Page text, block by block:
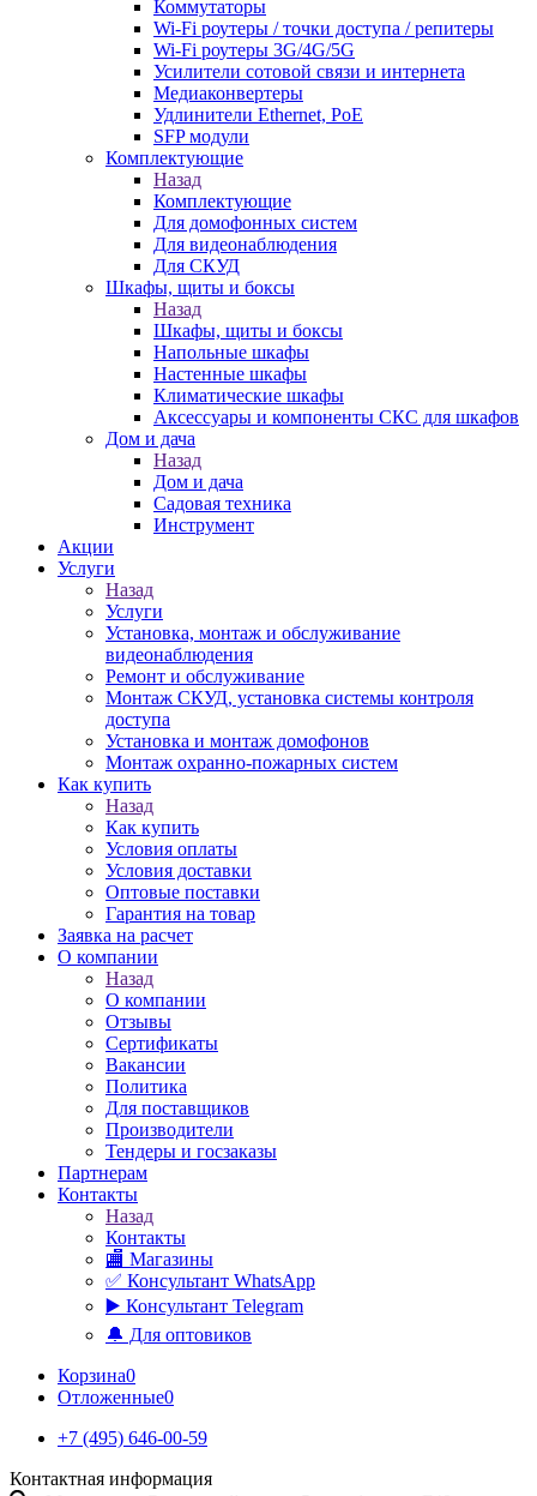
Коммутаторы
Wi-Fi роутеры / точки доступа / репитеры
Wi-Fi роутеры 3G/4G/5G
Усилители сотовой связи и интернета
Медиаконвертеры
Удлинители Ethernet, PoE
SFP модули
Комплектующие
Назад
Комплектующие
Для домофонных систем
Для видеонаблюдения
Для СКУД
Шкафы, щиты и боксы
Назад
Шкафы, щиты и боксы
Напольные шкафы
Настенные шкафы
Климатические шкафы
Аксессуары и компоненты СКС для шкафов
Дом и дача
Назад
Дом и дача
Садовая техника
Инструмент
Акции
Услуги
Назад
Услуги
Установка, монтаж и обслуживание
видеонаблюдения
Ремонт и обслуживание
Монтаж СКУД, установка системы контроля
доступа
Установка и монтаж домофонов
Монтаж охранно-пожарных систем
Как купить
Назад
Как купить
Условия оплаты
Условия доставки
Оптовые поставки
Гарантия на товар
Заявка на расчет
О компании
Назад
О компании
Отзывы
Сертификаты
Вакансии
Политика
Для поставщиков
Производители
Тендеры и госзаказы
Партнерам
Контакты
Назад
Контакты
🏬 Магазины
✅️ Консультант WhatsApp
▶️ Консультант Telegram
🔔 Для оптовиков
Корзина0
Отложенные0
+7 (495) 646-00-59
Контактная информация